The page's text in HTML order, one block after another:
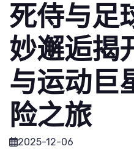
死侍与足
妙邂逅揭
与运动巨
险之旅
2025-12-06